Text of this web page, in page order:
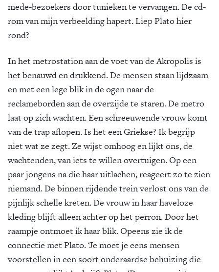
mede-bezoekers door tunieken te vervangen. De cd-
rom van mijn verbeelding hapert. Liep Plato hier
rond?
In het metrostation aan de voet van de Akropolis is
het benauwd en drukkend. De mensen staan lijdzaam
en met een lege blik in de ogen naar de
reclameborden aan de overzijde te staren. De metro
laat op zich wachten. Een schreeuwende vrouw komt
van de trap aflopen. Is het een Griekse? Ik begrijp
niet wat ze zegt. Ze wijst omhoog en lijkt ons, de
wachtenden, van iets te willen overtuigen. Op een
paar jongens na die haar uitlachen, reageert zo te zien
niemand. De binnen rijdende trein verlost ons van de
pijnlijk schelle kreten. De vrouw in haar haveloze
kleding blijft alleen achter op het perron. Door het
raampje ontmoet ik haar blik. Opeens zie ik de
connectie met Plato. ‘Je moet je eens mensen
voorstellen in een soort onderaardse behuizing die